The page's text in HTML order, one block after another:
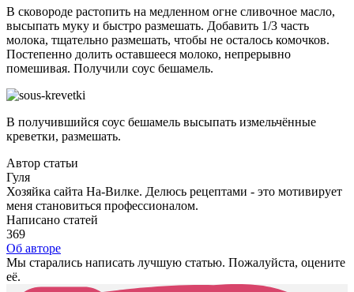
В сковороде растопить на медленном огне сливочное масло,
высыпать муку и быстро размешать. Добавить 1/3 часть
молока, тщательно размешать, чтобы не осталось комочков.
Постепенно долить оставшееся молоко, непрерывно
помешивая. Получили соус бешамель.
В получившийся соус бешамель высыпать измельчённые
креветки, размешать.
Автор статьи
Гуля
Хозяйка сайта На-Вилке. Делюсь рецептами - это мотивирует
меня становиться профессионалом.
Написано статей
369
Об авторе
Мы старались написать лучшую статью. Пожалуйста, оцените
её.